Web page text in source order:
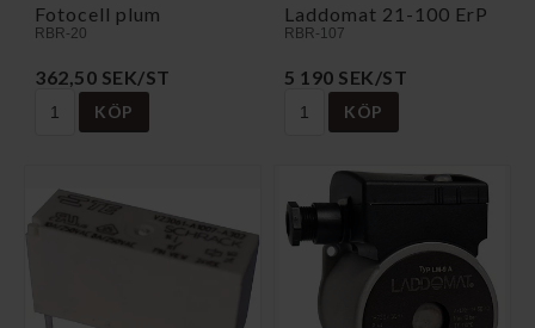
Fotocell plum
RBR-20
362,50 SEK/ST
KÖP
Laddomat 21-100 ErP
RBR-107
5 190 SEK/ST
KÖP